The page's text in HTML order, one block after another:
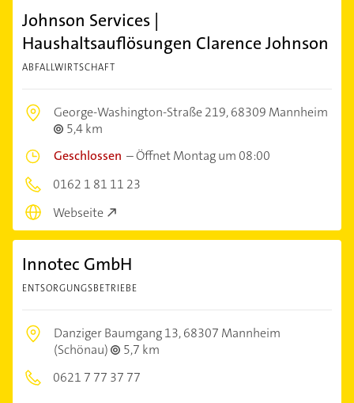
Johnson Services |
Haushaltsauflösungen Clarence Johnson
ABFALLWIRTSCHAFT
George-Washington-Straße 219,68309 Mannheim
5,4 km
Geschlossen –Öffnet Montag um 08:00
0162 1 81 11 23
Webseite
Innotec GmbH
ENTSORGUNGSBETRIEBE
Danziger Baumgang 13,68307 Mannheim
(Schönau)
5,7 km
0621 7 77 37 77